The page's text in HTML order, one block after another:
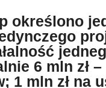
określono
6 mln zł –
1 mln zł na